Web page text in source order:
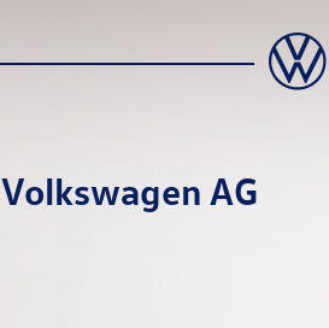
Volkswagen AG